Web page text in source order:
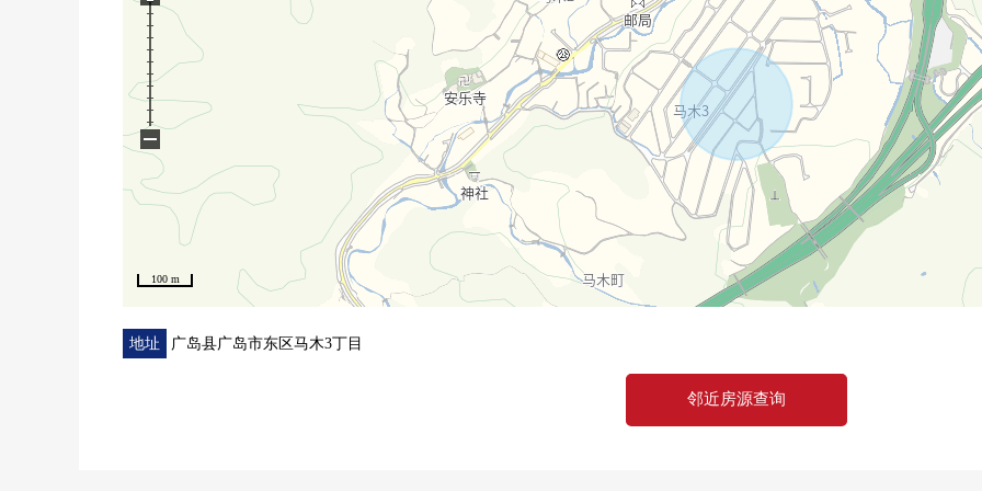
100 m
−
地址 广岛县广岛市东区马木3丁目
邻近房源查询